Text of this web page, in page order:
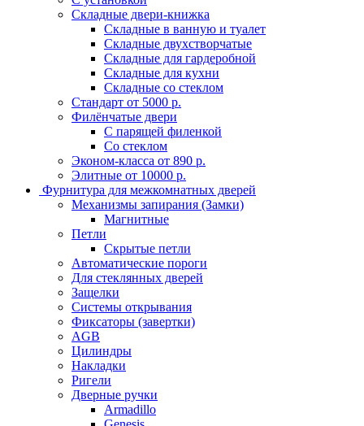
Складные двери-книжка
Складные в ванную и туалет
Складные двухстворчатые
Складные для гардеробной
Складные для кухни
Складные со стеклом
Стандарт от 5000 р.
Филёнчатые двери
С парящей филенкой
Со стеклом
Эконом-класса от 890 р.
Элитные от 10000 р.
Фурнитура для межкомнатных дверей
Механизмы запирания (Замки)
Магнитные
Петли
Скрытые петли
Автоматические пороги
Для стеклянных дверей
Защелки
Системы открывания
Фиксаторы (завертки)
AGB
Цилиндры
Накладки
Ригели
Дверные ручки
Armadillo